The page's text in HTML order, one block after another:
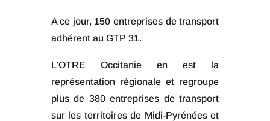
A ce jour, 150 entreprises de transport
adhérent au GTP 31.
L’OTRE Occitanie en est la
représentation régionale et regroupe
plus de 380 entreprises de transport
sur les territoires de Midi-Pyrénées et